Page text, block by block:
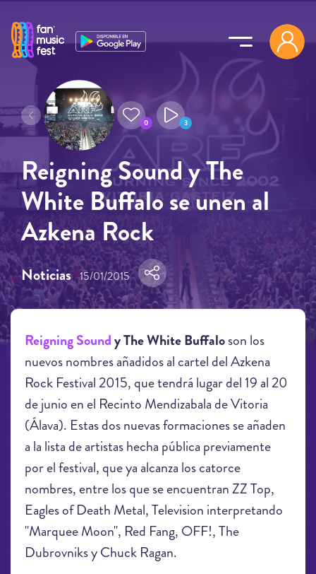
0 3
Noticias 15/01/2015
Reigning Sound y The
White Buffalo se unen al
Azkena Rock
Reigning Soundy The White Buffaloson los
nuevos nombres añadidos al cartel del Azkena
Rock Festival 2015, que tendrá lugar del 19 al 20
de junio en el Recinto Mendizabala de Vitoria
(Álava). Estas dos nuevas formaciones se añaden
a la lista de artistas hecha pública previamente
por el festival, que ya alcanza los catorce
nombres, entre los que se encuentran ZZ Top,
Eagles of Death Metal, Television interpretando
"Marquee Moon", Red Fang, OFF!, The
Dubrovniks y Chuck Ragan.